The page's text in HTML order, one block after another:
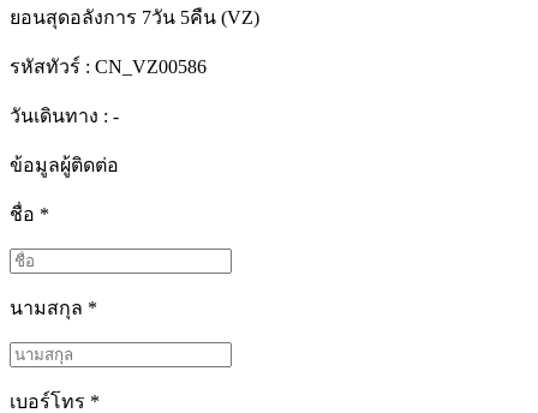
ยอนสุดอลังการ 7วัน 5คืน (VZ)
รหัสทัวร์ : CN_VZ00586
วันเดินทาง : -
ข้อมูลผู้ติดต่อ
ชื่อ *
นามสกุล *
เบอร์โทร *